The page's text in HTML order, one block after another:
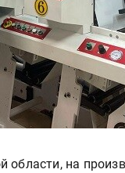
области, на